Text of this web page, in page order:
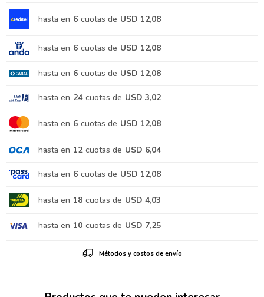
hasta en 6 cuotas de USD 12,08
hasta en 6 cuotas de USD 12,08
hasta en 6 cuotas de USD 12,08
hasta en 24 cuotas de USD 3,02
hasta en 6 cuotas de USD 12,08
hasta en 12 cuotas de USD 6,04
hasta en 6 cuotas de USD 12,08
hasta en 18 cuotas de USD 4,03
hasta en 10 cuotas de USD 7,25
Métodos y costos de envío